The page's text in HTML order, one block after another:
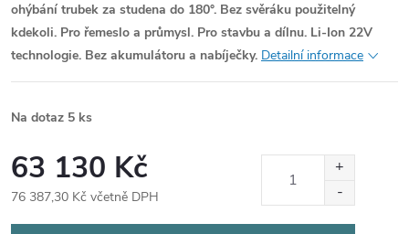
ohýbání trubek za studena do 180°. Bez svěráku použitelný
kdekoli. Pro řemeslo a průmysl. Pro stavbu a dílnu. Li-Ion 22V
technologie. Bez akumulátoru a nabíječky. Detailní informace
Na dotaz 5 ks
63 130 Kč
76 387,30 Kč včetně DPH